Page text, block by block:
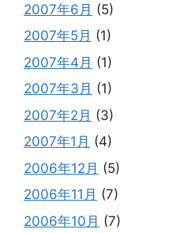
2007年6月 (5)
2007年5月 (1)
2007年4月 (1)
2007年3月 (1)
2007年2月 (3)
2007年1月 (4)
2006年12月 (5)
2006年11月 (7)
2006年10月 (7)